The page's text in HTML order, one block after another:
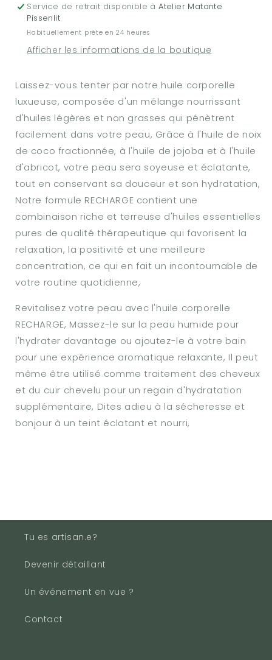
Service de retrait disponible àAtelier Matante
Pissenlit
Habituellement prête en 24 heures
Afficher les informations de la boutique
Laissez-vous tenter par notre huile corporelle
luxueuse, composée d'un mélange nourrissant
d'huiles légères et non grasses qui pénètrent
facilement dans votre peau, Grâce à l'huile de noix
de coco fractionnée, à l'huile de jojoba et à l'huile
d'abricot, votre peau sera soyeuse et éclatante,
tout en conservant sa douceur et son hydratation,
Notre formule RECHARGE contient une
combinaison riche et terreuse d'huiles essentielles
pures de qualité thérapeutique qui favorisent la
relaxation, la positivité et une meilleure
concentration, ce qui en fait un incontournable de
votre routine quotidienne,
Revitalisez votre peau avec l'huile corporelle
RECHARGE, Massez-le sur la peau humide pour
l'hydrater davantage ou ajoutez-le à votre bain
pour une expérience aromatique relaxante, Il peut
même être utilisé comme traitement des cheveux
et du cuir chevelu pour un regain d'hydratation
supplémentaire, Dites adieu à la sécheresse et
bonjour à un teint éclatant et nourri,
Tu es artisan.e?
Devenir détaillant
Un événement en vue ?
Contact